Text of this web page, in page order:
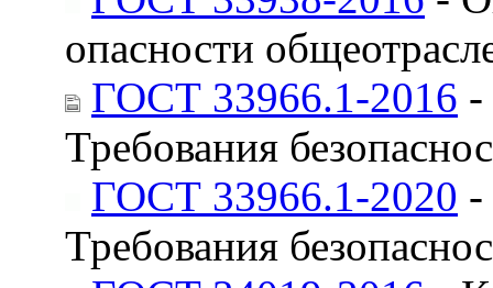
опасности
ГОСТ 33966.1-2016 -
Требования
ГОСТ 33966.1-2020 -
Требования